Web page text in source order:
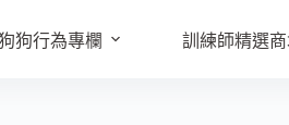
狗行為專欄 訓練師精選